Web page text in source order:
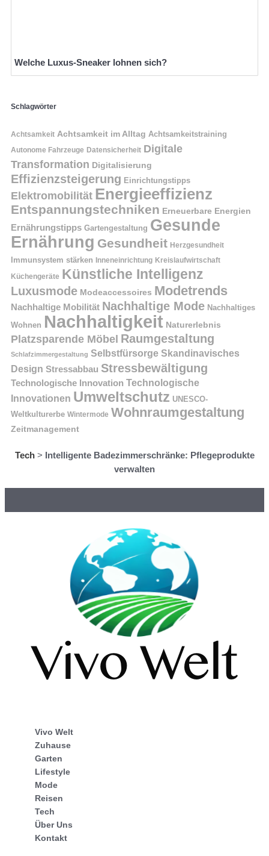
Welche Luxus-Sneaker lohnen sich?
Schlagwörter
Achtsamkeit Achtsamkeit im Alltag Achtsamkeitstraining
Autonome Fahrzeuge Datensicherheit Digitale
Transformation Digitalisierung
Effizienzsteigerung Einrichtungstipps
Elektromobilität Energieeffizienz
Entspannungstechniken Erneuerbare Energien
Ernährungstipps Gartengestaltung Gesunde
Ernährung Gesundheit Herzgesundheit
Immunsystem stärken Inneneinrichtung Kreislaufwirtschaft
Küchengeräte Künstliche Intelligenz
Luxusmode Modeaccessoires Modetrends
Nachhaltige Mobilität Nachhaltige Mode Nachhaltiges
Wohnen Nachhaltigkeit Naturerlebnis
Platzsparende Möbel Raumgestaltung
Schlafzimmergestaltung Selbstfürsorge Skandinavisches
Design Stressabbau Stressbewältigung
Technologische Innovation Technologische
Innovationen Umweltschutz UNESCO-
Weltkulturerbe Wintermode Wohnraumgestaltung
Zeitmanagement
Tech> Intelligente Badezimmerschränke: Pflegeprodukte
verwalten
Vivo Welt
Zuhause
Garten
Lifestyle
Mode
Reisen
Tech
Über Uns
Kontakt